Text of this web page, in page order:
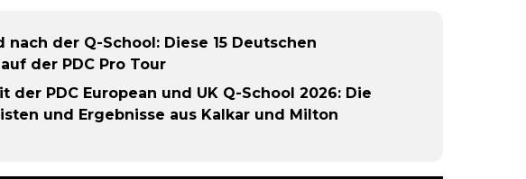
nach der Q-School: Diese 15 Deutschen
der PDC Pro Tour
der PDC European und UK Q-School 2026: Die
und Ergebnisse aus Kalkar und Milton